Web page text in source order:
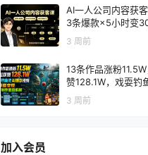
AI一人公司内容获
3条爆款×5小时变
员工自动打工，轻
台获客
3 周前
13条作品涨粉
赞128.1W，戏耍钓
视频，多渠道变现
思路拆解
3 周前
加入会员